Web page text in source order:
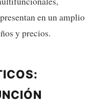
en un amplio
y precios.